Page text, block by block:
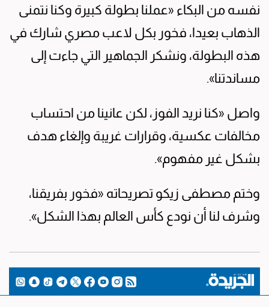
نفسه من البكاء «عملنا بطولة كبيرة وكنا نتمنى
الذهاب بعيدا، فخور بكل لاعب مصري شارك في
هذه البطولة، ونشكر الجماهير التي جاءت إلى
مساندتنا».
واصل «كنا نريد الفوز، لكن عانينا من احتساب
مخالفات عكسية، وقرارات غريبة وإلغاء هدف
بشكل غير مفهوم».
وختم مصطفى زيكو تصريحاته «فخور بفريقنا،
وشرف لنا أن نودع كأس العالم بهذا الشكل».